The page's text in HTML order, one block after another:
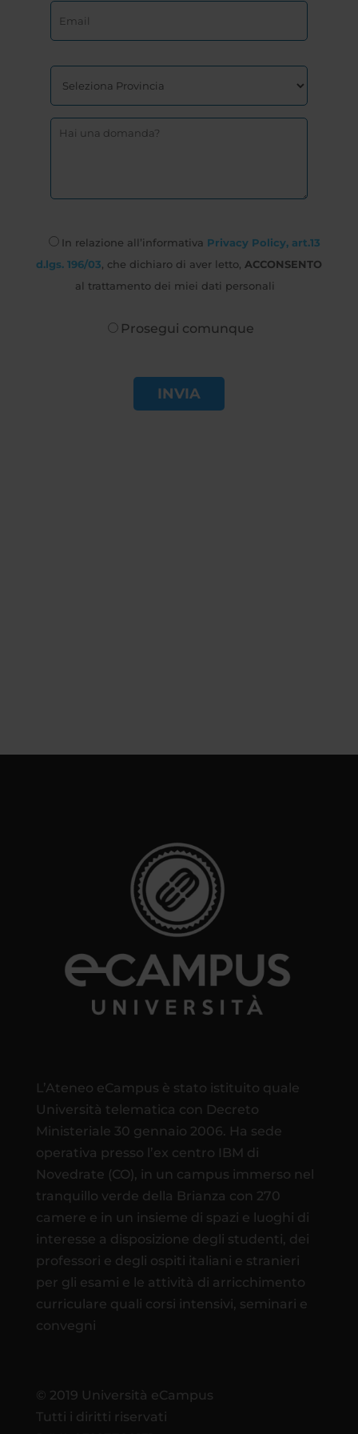
In relazione all’informativa Privacy Policy, art.13
d.lgs. 196/03 , che dichiaro di aver letto, ACCONSENTO
al trattamento dei miei dati personali
Prosegui comunque
L’Ateneo eCampus è stato istituito quale
Università telematica con Decreto
Ministeriale 30 gennaio 2006. Ha sede
operativa presso l’ex centro IBM di
Novedrate (CO), in un campus immerso nel
tranquillo verde della Brianza con 270
camere e in un insieme di spazi e luoghi di
interesse a disposizione degli studenti, dei
professori e degli ospiti italiani e stranieri
per gli esami e le attività di arricchimento
curriculare quali corsi intensivi, seminari e
convegni
© 2019 Università eCampus
Tutti i diritti riservati